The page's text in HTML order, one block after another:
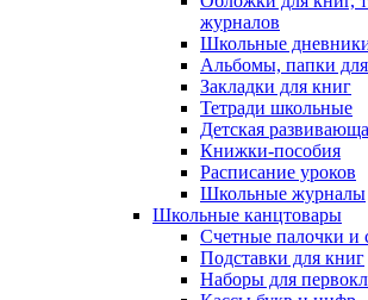
журналов
Школьные
Альбомы, папки
Закладки для книг
Тетради школьные
Детская
Книжки-пособия
Расписание уроков
Школьные журналы
Школьные канцтовары
Счетные палочки и
Подставки для книг
Наборы для